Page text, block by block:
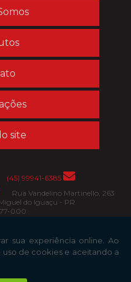
site
(45) 99941-6385
Rua Vandelino Martinello, 263
do Iguaçu - PR
000
de 19/02/1998)